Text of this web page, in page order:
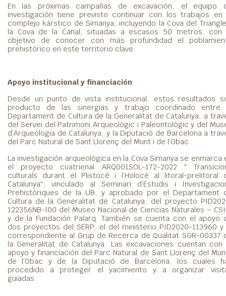
En las próximas campañas de excavación, el equipo
investigación tiene previsto continuar con los trabajos en
complejo kárstico de Simanya, incluyendo la Cova del
la Cova de la Canal, situadas a escasos 50 metros, con
objetivo de conocer con más profundidad el
prehistórico en este territorio clave.
Apoyo institucional y financiación
Desde un punto de vista institucional, estos resultados
producto de las sinergias y trabajo coordinado entre
Departament de Cultura de la Generalitat de Catalunya, a
del Servei del Patrimoni Arqueològic i Paleontològic y del
d’Arqueologia de Catalunya, y la Diputació de Barcelona a
del Parc Natural de Sant Llorenç del Munt i de l’Obac.
La investigación arqueológica en la Cova Simanya se enmarca
el proyecto cuatrienal ARQ001SOL-172-2022 "
culturals durant el Plistocè i l’Holocè al litoral-prelitoral
Catalunya", vinculado al Seminari d’Estudis i
Prehistòriques de la UB, y aprobado por el Departament
Cultura de la Generalitat de Catalunya; del proyecto
122356NB-I00 del Museo Nacional de Ciencias Naturales –
y de la Fundación Palarq. También se cuenta con el apoyo
dos proyectos del SERP, el del ministerio PID2020-113960 y
correspondiente al Grup de Recerca de Qualitat SGR-00337
la Generalitat de Catalunya. Las excavaciones cuentan con
apoyo y financiación del Parc Natural de Sant Llorenç del
de l’Obac y de la Diputació de Barcelona, los cuales
procedido a proteger el yacimiento y a organizar
guiadas.